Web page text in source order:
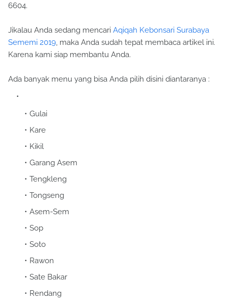
6604.
Jikalau Anda sedang mencari Aqiqah Kebonsari Surabaya
Sememi 2019 , maka Anda sudah tepat membaca artikel ini.
Karena kami siap membantu Anda.
Ada banyak menu yang bisa Anda pilih disini diantaranya :
Gulai
Kare
Kikil
Garang Asem
Tengkleng
Tongseng
Asem-Sem
Sop
Soto
Rawon
Sate Bakar
Rendang